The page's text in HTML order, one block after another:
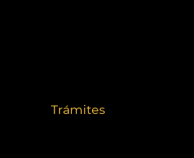
Trámites